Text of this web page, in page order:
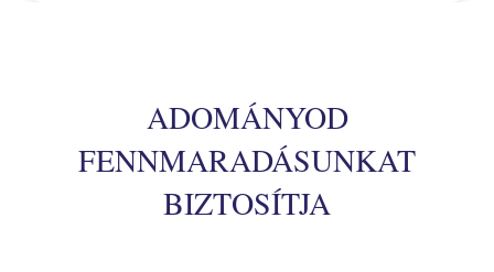
ADOMÁNYOD
FENNMARADÁSUNKAT
BIZTOSÍTJA